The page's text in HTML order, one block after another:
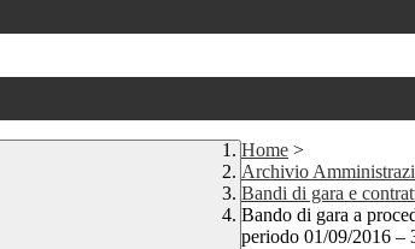
Home >
Archivio
Bandi di gara e
Bando di gara a
periodo 01/09/2016 –